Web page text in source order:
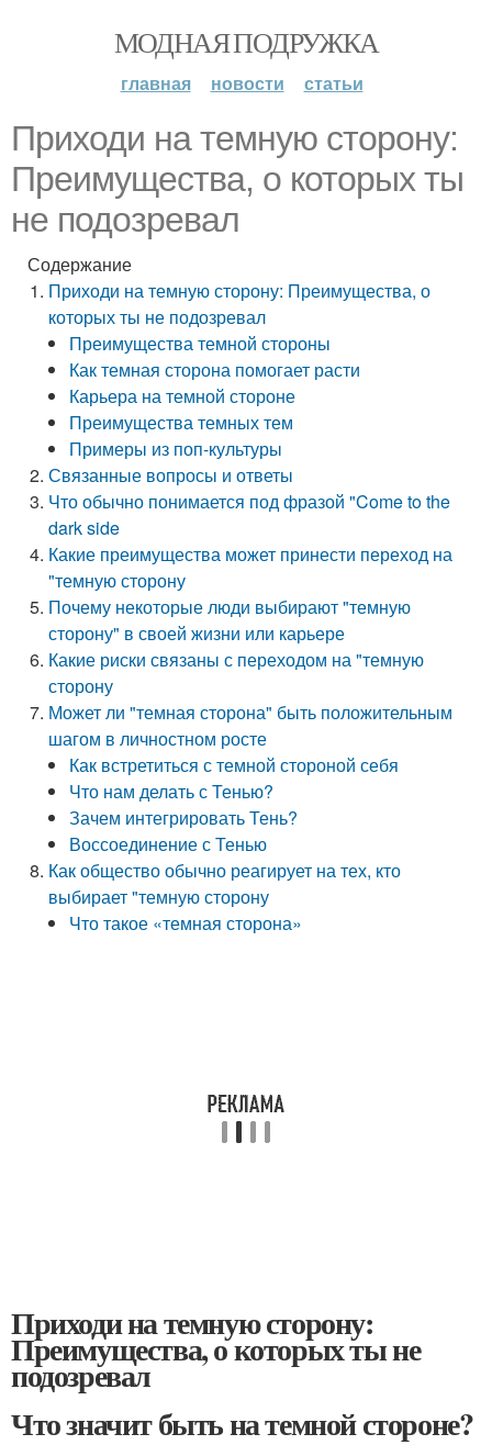
МОДНАЯ ПОДРУЖКА
главная новости статьи
Приходи на темную сторону:
Преимущества, о которых ты
не подозревал
Содержание
Приходи на темную сторону: Преимущества, о
которых ты не подозревал
Преимущества темной стороны
Как темная сторона помогает расти
Карьера на темной стороне
Преимущества темных тем
Примеры из поп-культуры
Связанные вопросы и ответы
Что обычно понимается под фразой "Come to the
dark side
Какие преимущества может принести переход на
"темную сторону
Почему некоторые люди выбирают "темную
сторону" в своей жизни или карьере
Какие риски связаны с переходом на "темную
сторону
Может ли "темная сторона" быть положительным
шагом в личностном росте
Как встретиться с темной стороной себя
Что нам делать с Тенью?
Зачем интегрировать Тень?
Воссоединение с Тенью
Как общество обычно реагирует на тех, кто
выбирает "темную сторону
Что такое «темная сторона»
Приходи на темную сторону:
Преимущества, о которых ты не
подозревал
Что значит быть на темной стороне?